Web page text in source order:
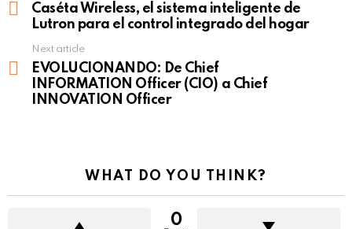
moreCaséta Wireless, el sistema inteligente de
Lutron para el control integrado del hogar
Next article
EVOLUCIONANDO: De Chief
INFORMATION Officer (CIO) a Chief
INNOVATION Officer
WHAT DO YOU THINK?
0